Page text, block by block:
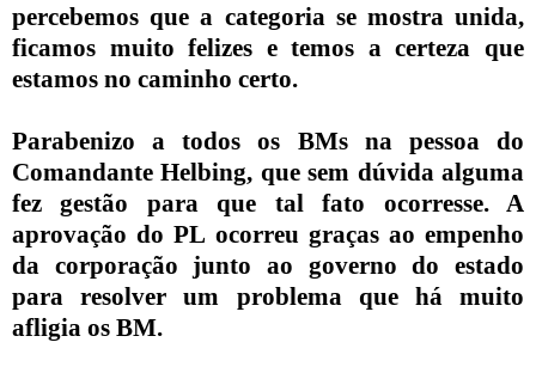
percebemos que a categoria se mostra unida,
ficamos muito felizes e temos a certeza que
estamos no caminho certo.
Parabenizo a todos os BMs na pessoa do
Comandante Helbing, que sem dúvida alguma
fez gestão para que tal fato ocorresse. A
aprovação do PL ocorreu graças ao empenho
da corporação junto ao governo do estado
para resolver um problema que há muito
afligia os BM.